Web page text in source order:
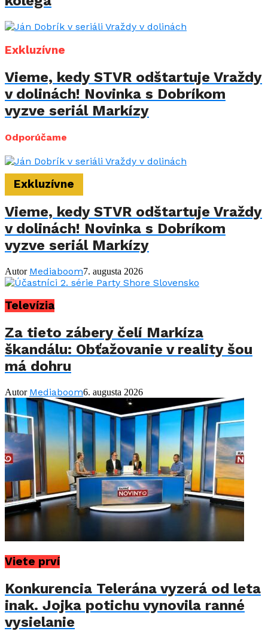
Exkluzívne
Vieme, kedy STVR odštartuje Vraždy
v dolinách! Novinka s Dobríkom
vyzve seriál Markízy
Odporúčame
Exkluzívne
Vieme, kedy STVR odštartuje Vraždy
v dolinách! Novinka s Dobríkom
vyzve seriál Markízy
Autor Mediaboom7. augusta 2026
Televízia
Za tieto zábery čelí Markíza
škandálu: Obťažovanie v reality šou
má dohru
Autor Mediaboom6. augusta 2026
Viete prví
Konkurencia Telerána vyzerá od leta
inak. Jojka potichu vynovila ranné
vysielanie